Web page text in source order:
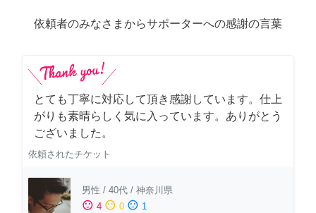
依頼者のみなさまからサポーターへの感謝の言葉
とても丁寧に対応して頂き感謝しています。仕上
がりも素晴らしく気に入っています。ありがとう
ございました。
依頼されたチケット
男性 / 40代 / 神奈川県
sentiment_satisfied 4 sentiment_neutral 0 sentiment_dissatisfied 1